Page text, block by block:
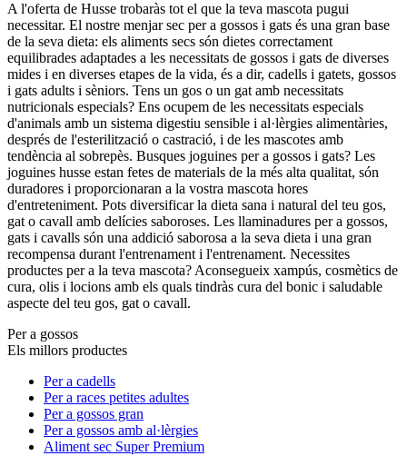
A l'oferta de Husse trobaràs tot el que la teva mascota pugui
necessitar. El nostre menjar sec per a gossos i gats és una gran base
de la seva dieta: els aliments secs són dietes correctament
equilibrades adaptades a les necessitats de gossos i gats de diverses
mides i en diverses etapes de la vida, és a dir, cadells i gatets, gossos
i gats adults i sèniors. Tens un gos o un gat amb necessitats
nutricionals especials? Ens ocupem de les necessitats especials
d'animals amb un sistema digestiu sensible i al·lèrgies alimentàries,
després de l'esterilització o castració, i de les mascotes amb
tendència al sobrepès. Busques joguines per a gossos i gats? Les
joguines husse estan fetes de materials de la més alta qualitat, són
duradores i proporcionaran a la vostra mascota hores
d'entreteniment. Pots diversificar la dieta sana i natural del teu gos,
gat o cavall amb delícies saboroses. Les llaminadures per a gossos,
gats i cavalls són una addició saborosa a la seva dieta i una gran
recompensa durant l'entrenament i l'entrenament. Necessites
productes per a la teva mascota? Aconsegueix xampús, cosmètics de
cura, olis i locions amb els quals tindràs cura del bonic i saludable
aspecte del teu gos, gat o cavall.
Per a gossos
Els millors productes
Per a cadells
Per a races petites adultes
Per a gossos gran
Per a gossos amb al·lèrgies
Aliment sec Super Premium